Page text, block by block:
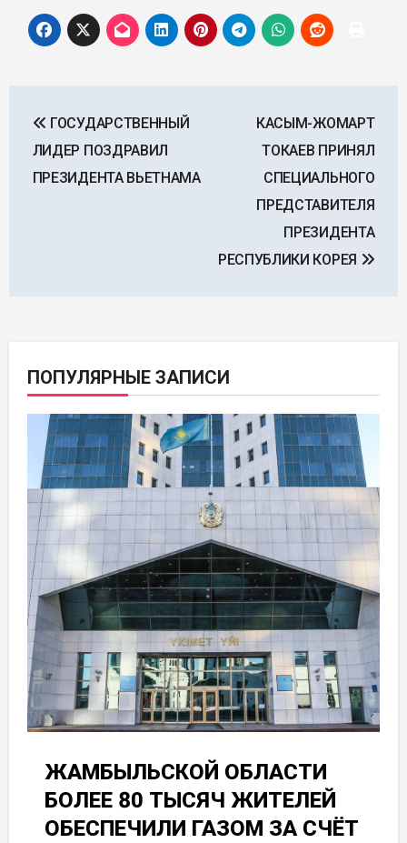
по
записям
ГОСУДАРСТВЕННЫЙ
ЛИДЕР ПОЗДРАВИЛ
ПРЕЗИДЕНТА ВЬЕТНАМА
КАСЫМ-ЖОМАРТ
ТОКАЕВ ПРИНЯЛ
СПЕЦИАЛЬНОГО
ПРЕДСТАВИТЕЛЯ
ПРЕЗИДЕНТА
РЕСПУБЛИКИ КОРЕЯ
ПОПУЛЯРНЫЕ ЗАПИСИ
ЖАМБЫЛЬСКОЙ ОБЛАСТИ
БОЛЕЕ 80 ТЫСЯЧ ЖИТЕЛЕЙ
ОБЕСПЕЧИЛИ ГАЗОМ ЗА СЧЁТ